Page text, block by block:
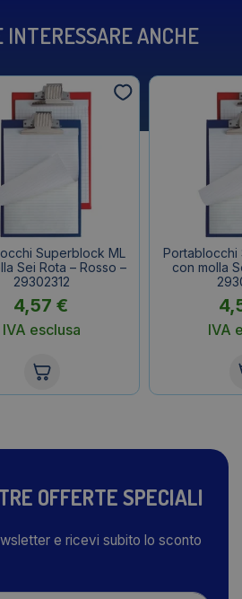
ANCHE
Superblock ML
Sei Rota – Rosso –
29302312
4,57 €
IVA esclusa
Portablocchi
con molla
IVA
OFFERTE SPECIALI
e ricevi subito lo sconto